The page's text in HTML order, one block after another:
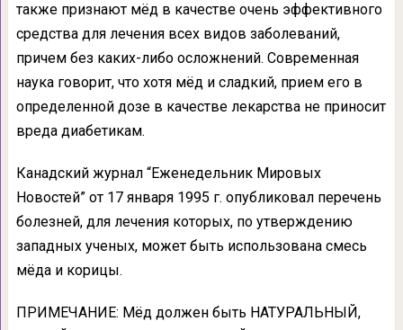
также признают мёд в качестве очень эффективного
средства для лечения всех видов заболеваний,
причем без каких-либо осложнений. Современная
наука говорит, что хотя мёд и сладкий, прием его в
определенной дозе в качестве лекарства не приносит
вреда диабетикам.
Канадский журнал “Еженедельник Мировых
Новостей” от 17 января 1995 г. опубликовал перечень
болезней, для лечения которых, по утверждению
западных ученых, может быть использована смесь
мёда и корицы.
ПРИМЕЧАНИЕ: Мёд должен быть НАТУРАЛЬНЫЙ,